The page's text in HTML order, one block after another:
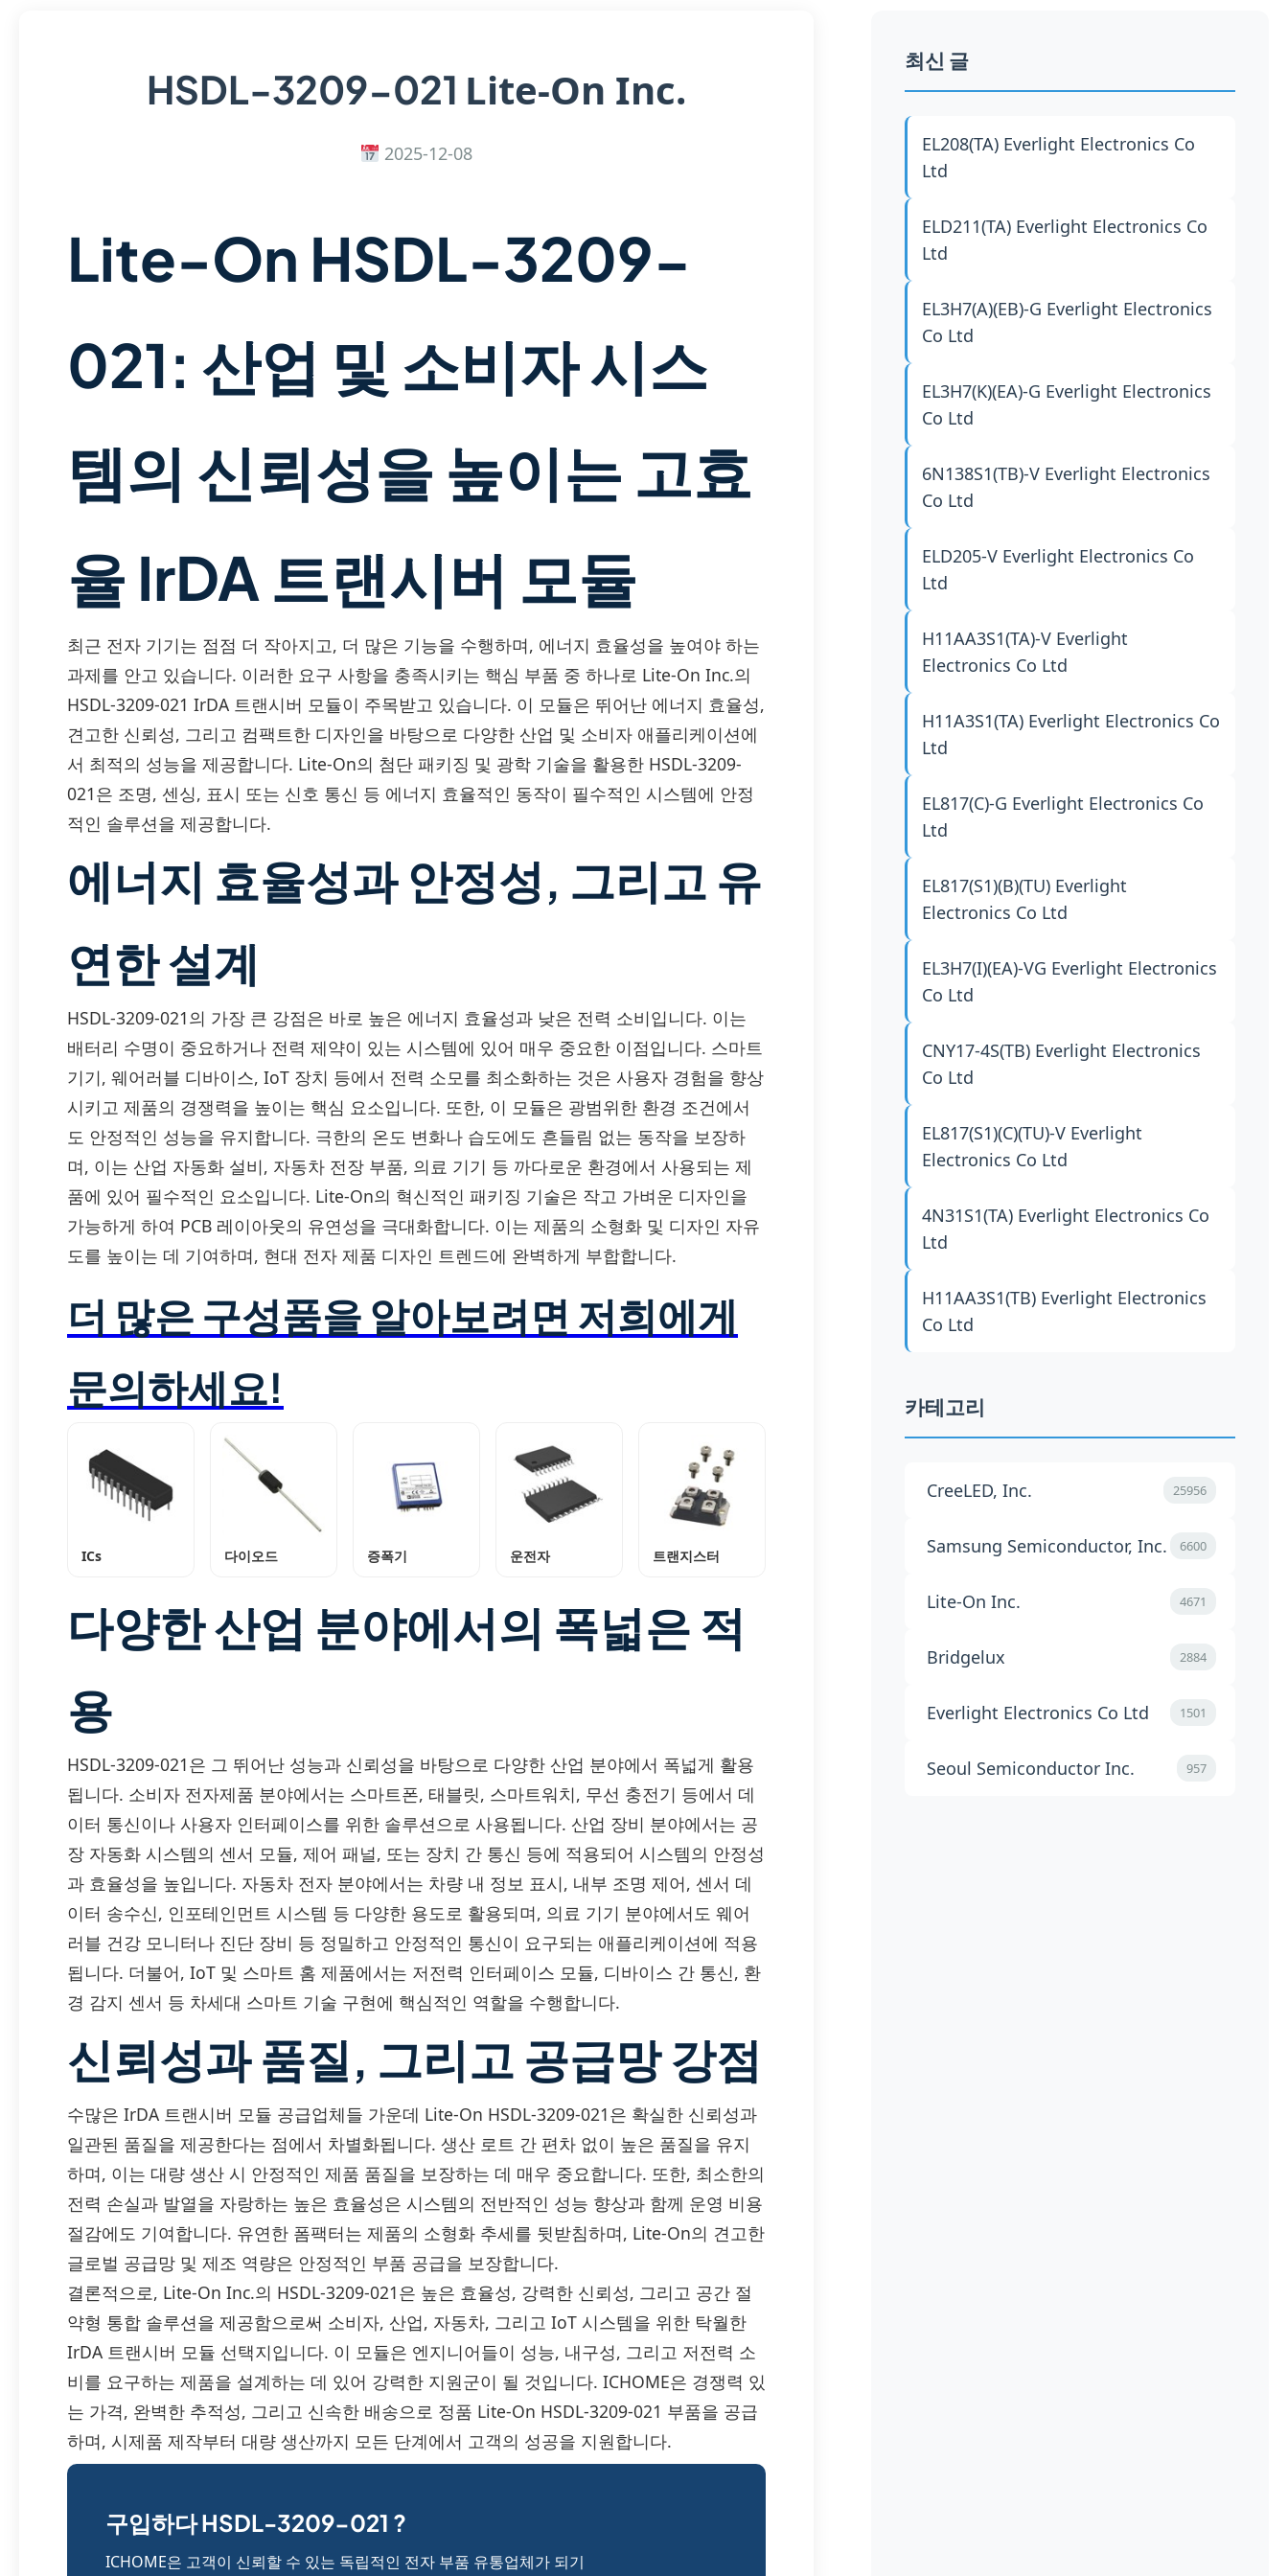
HSDL-3209-021 Lite-On Inc.
2025-12-08
Lite-On HSDL-3209-
021: 산업 및 소비자 시스
템의 신뢰성을 높이는 고효
율 IrDA 트랜시버 모듈
최근 전자 기기는 점점 더 작아지고, 더 많은 기능을 수행하며, 에너지 효율성을 높여야 하는
과제를 안고 있습니다. 이러한 요구 사항을 충족시키는 핵심 부품 중 하나로 Lite-On Inc.의
HSDL-3209-021 IrDA 트랜시버 모듈이 주목받고 있습니다. 이 모듈은 뛰어난 에너지 효율성,
견고한 신뢰성, 그리고 컴팩트한 디자인을 바탕으로 다양한 산업 및 소비자 애플리케이션에
서 최적의 성능을 제공합니다. Lite-On의 첨단 패키징 및 광학 기술을 활용한 HSDL-3209-
021은 조명, 센싱, 표시 또는 신호 통신 등 에너지 효율적인 동작이 필수적인 시스템에 안정
적인 솔루션을 제공합니다.
에너지 효율성과 안정성, 그리고 유
연한 설계
HSDL-3209-021의 가장 큰 강점은 바로 높은 에너지 효율성과 낮은 전력 소비입니다. 이는
배터리 수명이 중요하거나 전력 제약이 있는 시스템에 있어 매우 중요한 이점입니다. 스마트
기기, 웨어러블 디바이스, IoT 장치 등에서 전력 소모를 최소화하는 것은 사용자 경험을 향상
시키고 제품의 경쟁력을 높이는 핵심 요소입니다. 또한, 이 모듈은 광범위한 환경 조건에서
도 안정적인 성능을 유지합니다. 극한의 온도 변화나 습도에도 흔들림 없는 동작을 보장하
며, 이는 산업 자동화 설비, 자동차 전장 부품, 의료 기기 등 까다로운 환경에서 사용되는 제
품에 있어 필수적인 요소입니다. Lite-On의 혁신적인 패키징 기술은 작고 가벼운 디자인을
가능하게 하여 PCB 레이아웃의 유연성을 극대화합니다. 이는 제품의 소형화 및 디자인 자유
도를 높이는 데 기여하며, 현대 전자 제품 디자인 트렌드에 완벽하게 부합합니다.
더 많은 구성품을 알아보려면 저희에게
문의하세요!
ICs 다이오드 증폭기 운전자 트랜지스터
다양한 산업 분야에서의 폭넓은 적
용
HSDL-3209-021은 그 뛰어난 성능과 신뢰성을 바탕으로 다양한 산업 분야에서 폭넓게 활용
됩니다. 소비자 전자제품 분야에서는 스마트폰, 태블릿, 스마트워치, 무선 충전기 등에서 데
이터 통신이나 사용자 인터페이스를 위한 솔루션으로 사용됩니다. 산업 장비 분야에서는 공
장 자동화 시스템의 센서 모듈, 제어 패널, 또는 장치 간 통신 등에 적용되어 시스템의 안정성
과 효율성을 높입니다. 자동차 전자 분야에서는 차량 내 정보 표시, 내부 조명 제어, 센서 데
이터 송수신, 인포테인먼트 시스템 등 다양한 용도로 활용되며, 의료 기기 분야에서도 웨어
러블 건강 모니터나 진단 장비 등 정밀하고 안정적인 통신이 요구되는 애플리케이션에 적용
됩니다. 더불어, IoT 및 스마트 홈 제품에서는 저전력 인터페이스 모듈, 디바이스 간 통신, 환
경 감지 센서 등 차세대 스마트 기술 구현에 핵심적인 역할을 수행합니다.
신뢰성과 품질, 그리고 공급망 강점
수많은 IrDA 트랜시버 모듈 공급업체들 가운데 Lite-On HSDL-3209-021은 확실한 신뢰성과
일관된 품질을 제공한다는 점에서 차별화됩니다. 생산 로트 간 편차 없이 높은 품질을 유지
하며, 이는 대량 생산 시 안정적인 제품 품질을 보장하는 데 매우 중요합니다. 또한, 최소한의
전력 손실과 발열을 자랑하는 높은 효율성은 시스템의 전반적인 성능 향상과 함께 운영 비용
절감에도 기여합니다. 유연한 폼팩터는 제품의 소형화 추세를 뒷받침하며, Lite-On의 견고한
글로벌 공급망 및 제조 역량은 안정적인 부품 공급을 보장합니다.
결론적으로, Lite-On Inc.의 HSDL-3209-021은 높은 효율성, 강력한 신뢰성, 그리고 공간 절
약형 통합 솔루션을 제공함으로써 소비자, 산업, 자동차, 그리고 IoT 시스템을 위한 탁월한
IrDA 트랜시버 모듈 선택지입니다. 이 모듈은 엔지니어들이 성능, 내구성, 그리고 저전력 소
비를 요구하는 제품을 설계하는 데 있어 강력한 지원군이 될 것입니다. ICHOME은 경쟁력 있
는 가격, 완벽한 추적성, 그리고 신속한 배송으로 정품 Lite-On HSDL-3209-021 부품을 공급
하며, 시제품 제작부터 대량 생산까지 모든 단계에서 고객의 성공을 지원합니다.
구입하다 HSDL-3209-021 ?
ICHOME은 고객이 신뢰할 수 있는 독립적인 전자 부품 유통업체가 되기
최신 글
EL208(TA) Everlight Electronics Co
Ltd
ELD211(TA) Everlight Electronics Co
Ltd
EL3H7(A)(EB)-G Everlight Electronics
Co Ltd
EL3H7(K)(EA)-G Everlight Electronics
Co Ltd
6N138S1(TB)-V Everlight Electronics
Co Ltd
ELD205-V Everlight Electronics Co
Ltd
H11AA3S1(TA)-V Everlight
Electronics Co Ltd
H11A3S1(TA) Everlight Electronics Co
Ltd
EL817(C)-G Everlight Electronics Co
Ltd
EL817(S1)(B)(TU) Everlight
Electronics Co Ltd
EL3H7(I)(EA)-VG Everlight Electronics
Co Ltd
CNY17-4S(TB) Everlight Electronics
Co Ltd
EL817(S1)(C)(TU)-V Everlight
Electronics Co Ltd
4N31S1(TA) Everlight Electronics Co
Ltd
H11AA3S1(TB) Everlight Electronics
Co Ltd
카테고리
CreeLED, Inc. 25956
Samsung Semiconductor, Inc. 6600
Lite-On Inc. 4671
Bridgelux 2884
Everlight Electronics Co Ltd 1501
Seoul Semiconductor Inc. 957